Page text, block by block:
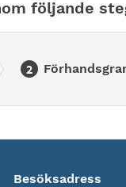
följande
Besöksadress